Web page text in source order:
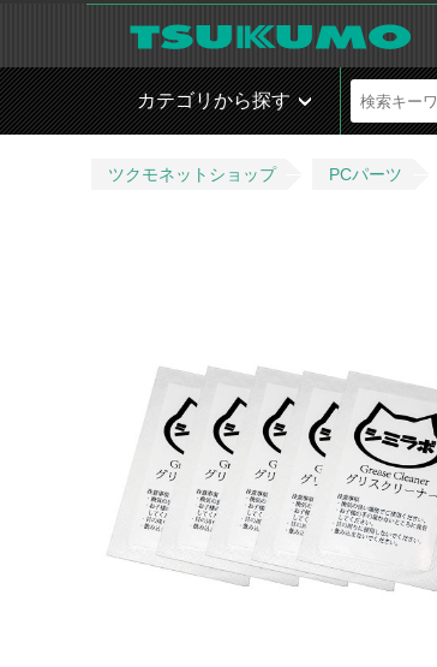
カテゴリから探す
ツクモネットショップ PCパーツ